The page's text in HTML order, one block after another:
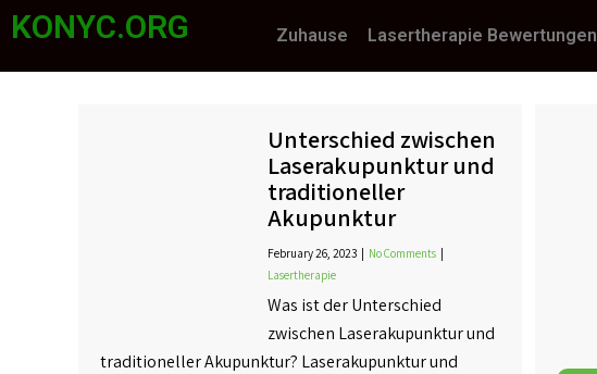
KONYC.ORG Zuhause Lasertherapie Bewertungen
Unterschied zwischen
Laserakupunktur und
traditioneller
Akupunktur
February 26, 2023 No Comments
Lasertherapie
Was ist der Unterschied
zwischen Laserakupunktur und
traditioneller Akupunktur? Laserakupunktur und